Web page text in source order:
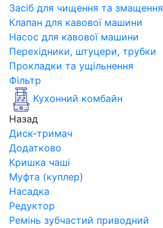
Засіб для чищення та змащення
Клапан для кавової машини
Насос для кавової машини
Перехідники, штуцери, трубки
Прокладки та ущільнення
Фільтр
Кухонний комбайн
Назад
Диск-тримач
Додатково
Кришка чаші
Муфта (куплер)
Насадка
Редуктор
Ремінь зубчастий приводний